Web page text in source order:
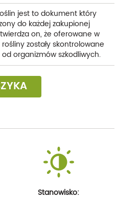
jest to dokument który
do każdej zakupionej
on, że oferowane w
zostały skontrolowane
organizmów szkodliwych.
Stanowisko: